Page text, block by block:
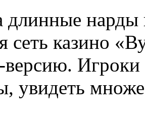
длинные
сеть казино
версию.
увидеть